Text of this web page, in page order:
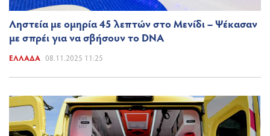
Ληστεία με ομηρία 45 λεπτών στο Μενίδι – Ψέκασαν
με σπρέι για να σβήσουν το DNA
ΕΛΛΆΔΑ 08.11.2025 11:25